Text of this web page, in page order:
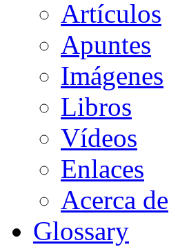
Artículos
Apuntes
Imágenes
Libros
Vídeos
Enlaces
Acerca de
Glossary